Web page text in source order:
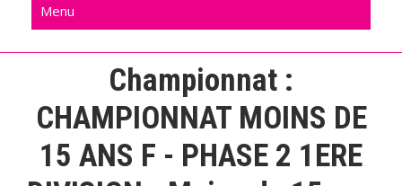
Menu
Championnat :
CHAMPIONNAT MOINS DE
15 ANS F - PHASE 2 1ERE